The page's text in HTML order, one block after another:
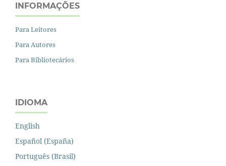
INFORMAÇÕES
Para Leitores
Para Autores
Para Bibliotecários
IDIOMA
English
Español (España)
Português (Brasil)